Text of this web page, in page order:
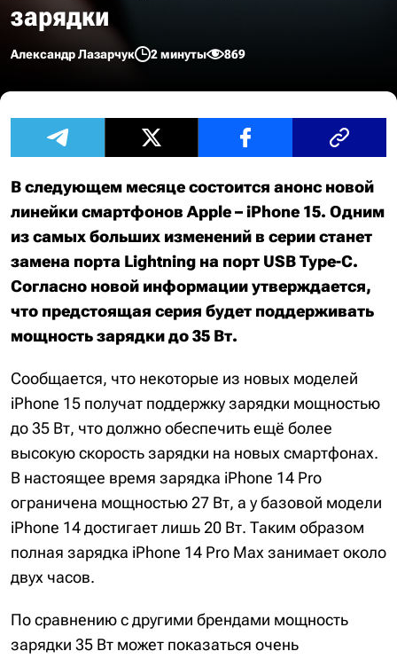
зарядки
Александр Лазарчук 2 минуты 869
В следующем месяце состоится анонс новой
линейки смартфонов Apple – iPhone 15. Одним
из самых больших изменений в серии станет
замена порта Lightning на порт USB Type-C.
Согласно новой информации утверждается,
что предстоящая серия будет поддерживать
мощность зарядки до 35 Вт.
Сообщается, что некоторые из новых моделей
iPhone 15 получат поддержку зарядки мощностью
до 35 Вт, что должно обеспечить ещё более
высокую скорость зарядки на новых смартфонах.
В настоящее время зарядка iPhone 14 Pro
ограничена мощностью 27 Вт, а у базовой модели
iPhone 14 достигает лишь 20 Вт. Таким образом
полная зарядка iPhone 14 Pro Max занимает около
двух часов.
По сравнению с другими брендами мощность
зарядки 35 Вт может показаться очень